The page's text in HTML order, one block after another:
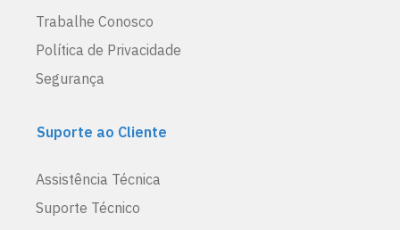
Trabalhe Conosco
Política de Privacidade
Segurança
Suporte ao Cliente
Assistência Técnica
Suporte Técnico